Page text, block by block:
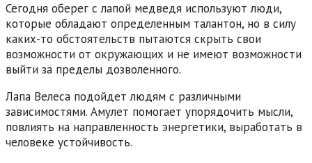
Сегодня оберег с лапой медведя используют люди,
которые обладают определенным талантон, но в силу
каких-то обстоятельств пытаются скрыть свои
возможности от окружающих и не имеют возможности
выйти за пределы дозволенного.
Лапа Велеса подойдет людям с различными
зависимостями. Амулет помогает упорядочить мысли,
повлиять на направленность энергетики, выработать в
человеке устойчивость.